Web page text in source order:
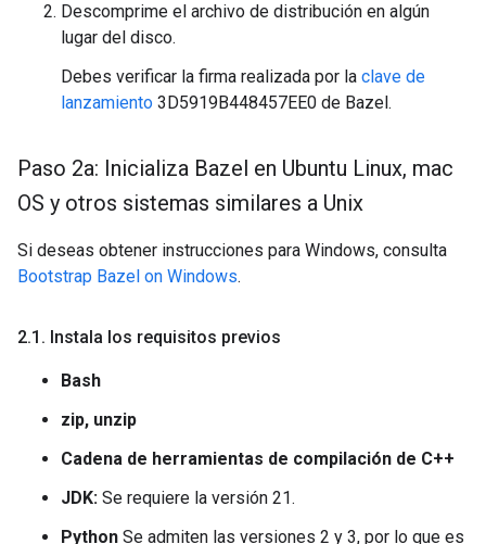
Descomprime el archivo de distribución en algún
lugar del disco.
Debes verificar la firma realizada por la clave de
lanzamiento 3D5919B448457EE0 de Bazel.
Paso 2a: Inicializa Bazel en Ubuntu Linux, mac
OS y otros sistemas similares a Unix
Si deseas obtener instrucciones para Windows, consulta
Bootstrap Bazel on Windows.
2.1 . Instala los requisitos previos
Bash
zip, unzip
Cadena de herramientas de compilación de C++
JDK: Se requiere la versión 21.
Python Se admiten las versiones 2 y 3, por lo que es